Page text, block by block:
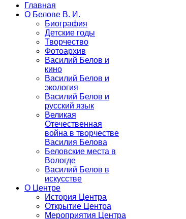
Главная
О Белове В. И.
Биография
Детские годы
Творчество
Фотоархив
Василий Белов и
кино
Василий Белов и
экология
Василий Белов и
русский язык
Великая
Отечественная
война в творчестве
Василия Белова
Беловские места в
Вологде
Василий Белов в
искусстве
О Центре
История Центра
Открытие Центра
Мероприятия Центра